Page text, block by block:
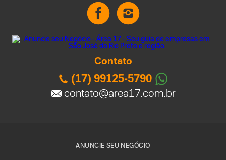
Contato
(17) 99125-5790
contato@area17.com.br
ANUNCIE SEU NEGÓCIO